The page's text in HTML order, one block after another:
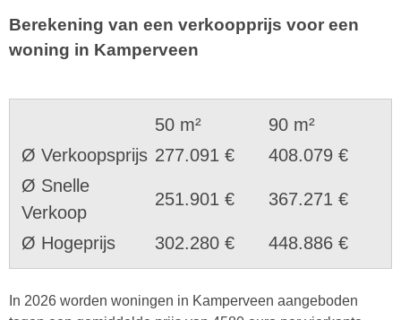
Berekening van een verkoopprijs voor een
woning in Kamperveen
50 m²
90 m²
Ø Verkoopsprijs 277.091 €
408.079 €
Ø Snelle
Verkoop
251.901 € 367.271 €
Ø Hogeprijs 302.280 € 448.886 €
In 2026 worden woningen in Kamperveen aangeboden